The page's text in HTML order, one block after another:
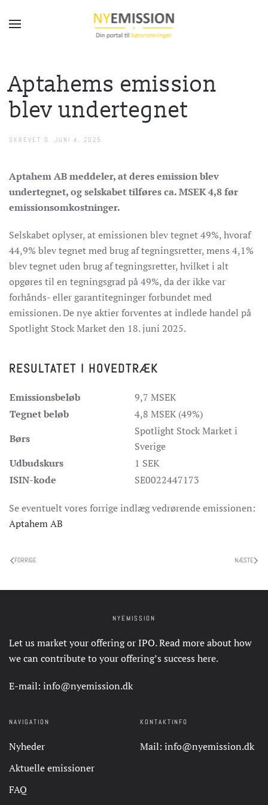
Gå til hovedindhold
Aptahems emission
blev undertegnet
SKREVET D. JUNI 4, 2025 .
Aptahem AB meddeler, at deres emission blev
undertegnet, og selskabet tilføres ca. MSEK 4,8 før
emissionsomkostninger.
Selskabet oplyser, at emissionen blev tegnet 49%, hvoraf
44,9% blev tegnet med brug af tegningsretter, mens 4,1%
blev tegnet uden brug af tegningsretter, hvilket i alt
opgøres til en tegningsgrad på 49%, da der ikke var
forhånds- eller garantitegninger forbundet med
emissionen. De nye aktier forventes at indlede handel på
Spotlight Stock Market den 18. juni 2025.
RESULTATET I HOVEDTRÆK
Emissionsbeløb
9,7 MSEK
Tegnet beløb
4,8 MSEK (49%)
Børs
Spotlight Stock Market i
Sverige
Udbudskurs
1 SEK
ISIN-kode
SE0022447173
Se eventuelt vores forrige indlæg vedrørende emissionen:
Aptahem AB
FORRIGE NÆSTE
NYEMISSION
Let us market your offering or IPO. Read more about how
we can contribute to your offering’s success here.
E-mail: info@nyemission.dk
NAVIGATION
Nyheder
Aktuelle emissioner
FAQ
KONTAKTINFO
Mail: info@nyemission.dk